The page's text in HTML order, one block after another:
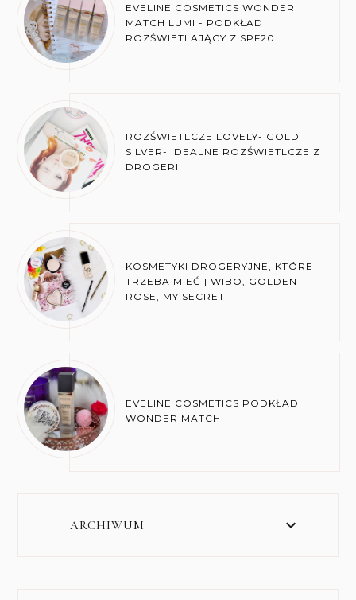
EVELINE COSMETICS WONDER
MATCH LUMI - PODKŁAD
ROZŚWIETLAJĄCY Z SPF20
ROZŚWIETLCZE LOVELY- GOLD I
SILVER- IDEALNE ROZŚWIETLCZE Z
DROGERII
KOSMETYKI DROGERYJNE, KTÓRE
TRZEBA MIEĆ | WIBO, GOLDEN
ROSE, MY SECRET
EVELINE COSMETICS PODKŁAD
WONDER MATCH
ARCHIWUM